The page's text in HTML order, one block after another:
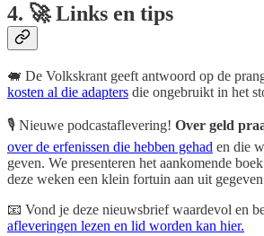
4. 🚀 Links en tips
🐖 De Volkskrant geeft antwoord op de
kosten al die adapters die ongebruikt in het
🎙️ Nieuwe podcastaflevering! Over geld
over de erfenissen die hebben gehad en die
geven. We presenteren het aankomende
deze weken een klein fortuin aan uit
📧 Vond je deze nieuwsbrief waardevol en
afleveringen lezen en lid worden kan hier.